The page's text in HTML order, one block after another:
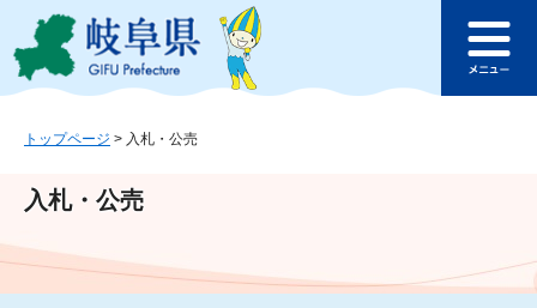
ジ
ュ
文
このページの本文へ
ュ
トップページ > 入札・公売
入札・公売